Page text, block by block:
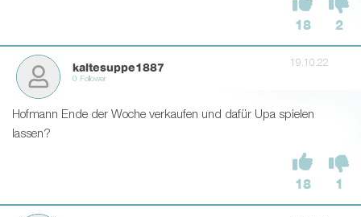
18 2
kaltesuppe1887
0 Follower
19.10.22
Hofmann Ende der Woche verkaufen und dafür Upa spielen
lassen?
18 1